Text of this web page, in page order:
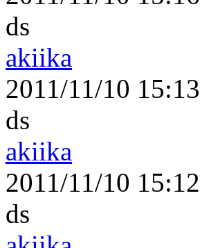
ds
akiika
2011/11/10 15:13
ds
akiika
2011/11/10 15:12
ds